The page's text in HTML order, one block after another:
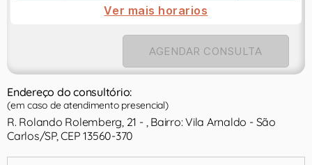
Ver mais horarios
AGENDAR CONSULTA
Endereço do consultório:
(em caso de atendimento presencial)
R. Rolando Rolemberg, 21 - , Bairro: Vila Arnaldo - São
Carlos/SP, CEP 13560-370